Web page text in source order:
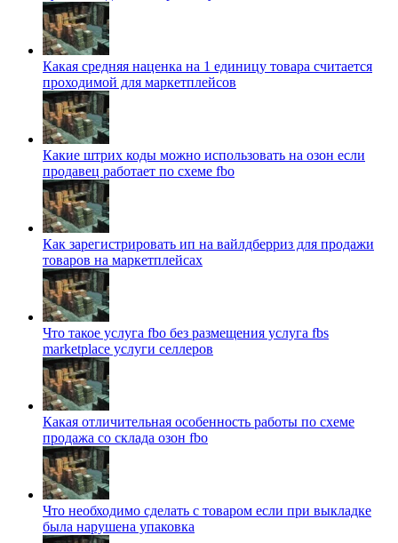
Какая средняя наценка на 1 единицу товара считается
проходимой для маркетплейсов
Какие штрих коды можно использовать на озон если
продавец работает по схеме fbo
Как зарегистрировать ип на вайлдберриз для продажи
товаров на маркетплейсах
Что такое услуга fbo без размещения услуга fbs
marketplace услуги селлеров
Какая отличительная особенность работы по схеме
продажа со склада озон fbo
Что необходимо сделать с товаром если при выкладке
была нарушена упаковка